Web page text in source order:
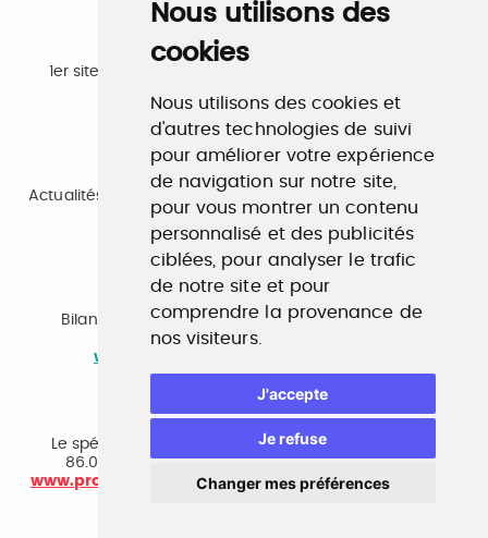
Nous utilisons des
cookies
Nous utilisons des cookies et
d'autres technologies de suivi
pour améliorer votre expérience
de navigation sur notre site,
pour vous montrer un contenu
personnalisé et des publicités
ciblées, pour analyser le trafic
de notre site et pour
comprendre la provenance de
nos visiteurs.
J'accepte
Je refuse
Changer mes préférences
Emploi
1er site emploi du secteur culturel 784.000 visites et
www.profilculture.com
Formation
Actualités, guide et annuaire des formations aux métiers
de la culture.
www.profilculture-formation.com
Accompagnement professionnel
Bilan de compétences, coaching, techniques de
recherche d'emploi, entretien conseil.
www.profilculture-competences.com
Le spécialiste du secteur culturel, une cvthèque de
86.000 CV et réseau unique de professionnels.
www.profilculture-conseil.com/cabinet-recrutement